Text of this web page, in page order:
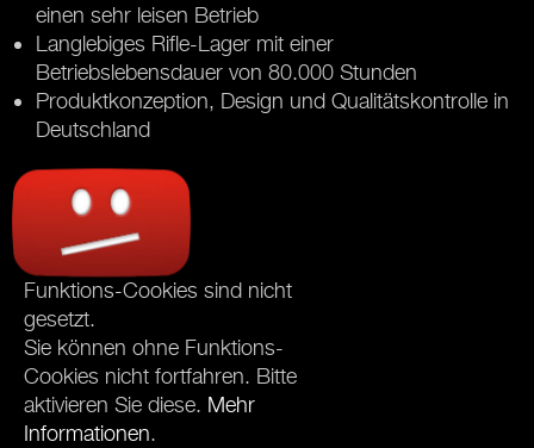
einen sehr leisen Betrieb
Langlebiges Rifle-Lager mit einer
Betriebslebensdauer von 80.000 Stunden
Produktkonzeption, Design und Qualitätskontrolle in
Deutschland
Funktions-Cookies sind nicht
gesetzt.
Sie können ohne Funktions-
Cookies nicht fortfahren. Bitte
aktivieren Sie diese. Mehr
Informationen.